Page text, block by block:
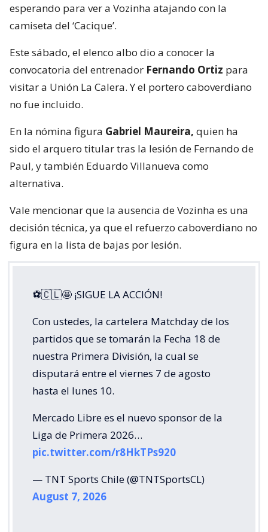
esperando para ver a Vozinha atajando con la
camiseta del ‘Cacique’.
Este sábado, el elenco albo dio a conocer la
convocatoria del entrenador Fernando Ortiz para
visitar a Unión La Calera. Y el portero caboverdiano
no fue incluido.
En la nómina figura Gabriel Maureira, quien ha
sido el arquero titular tras la lesión de Fernando de
Paul, y también Eduardo Villanueva como
alternativa.
Vale mencionar que la ausencia de Vozinha es una
decisión técnica, ya que el refuerzo caboverdiano no
figura en la lista de bajas por lesión.
⚽🇨🇱🤩 ¡SIGUE LA ACCIÓN!
Con ustedes, la cartelera Matchday de los
partidos que se tomarán la Fecha 18 de
nuestra Primera División, la cual se
disputará entre el viernes 7 de agosto
hasta el lunes 10.
Mercado Libre es el nuevo sponsor de la
Liga de Primera 2026…
pic.twitter.com/r8HkTPs920
— TNT Sports Chile (@TNTSportsCL)
August 7, 2026